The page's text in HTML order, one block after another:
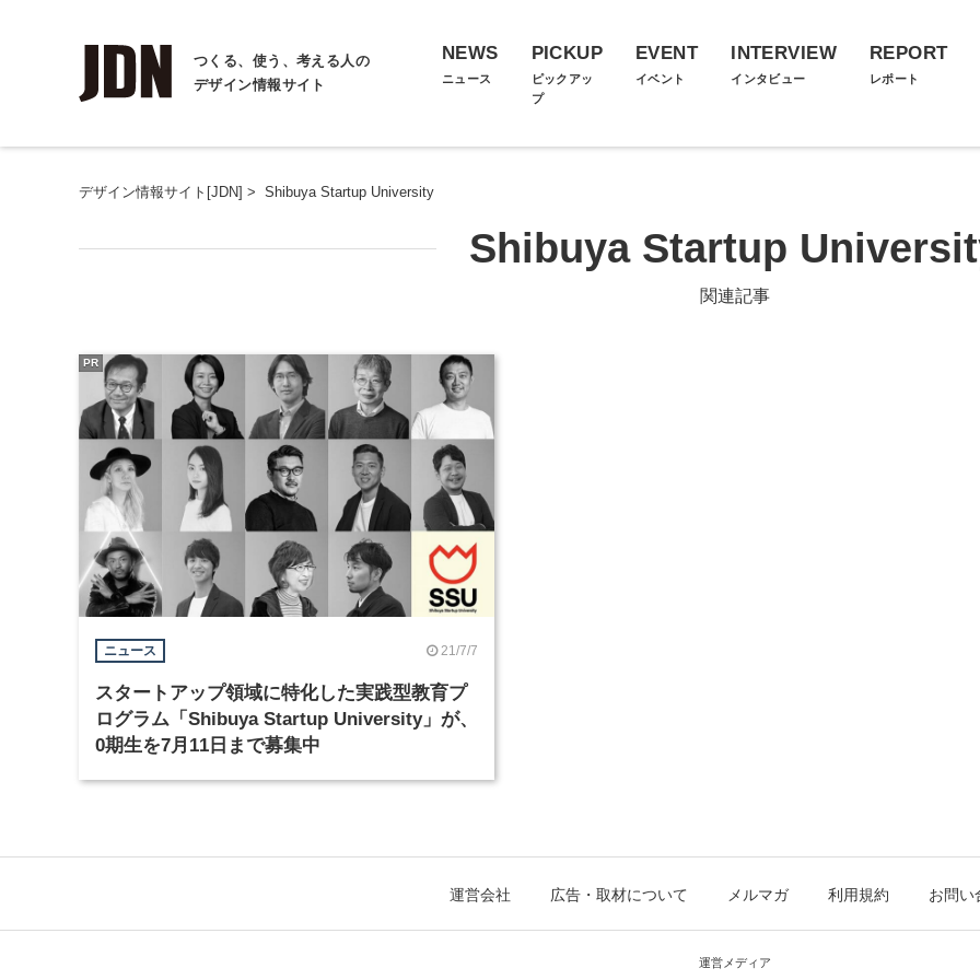
つくる、使う、考える人の
デザイン情報サイト
NEWS
ニュース
PICKUP
ピックアッ
プ
EVENT
イベント
INTERVIEW
インタビュー
REPORT
レポート
デザイン情報サイト[JDN] > Shibuya Startup University
Shibuya Startup
関連記事
ニュース 21/7/7
スタートアップ領域に特化した実践型教育プ
ログラム「Shibuya Startup University」が、
0期生を7月11日まで募集中
PR
運営会社 広告・取材について メルマガ 利用規約 お問い
運営メディア